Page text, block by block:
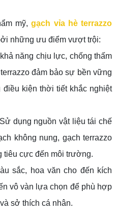
mỹ,gạch vỉa hè terrazzo
những ưu điểm vượt trội:
năng chịu lực, chống thấm
đảm bảo sự bền vững
điều kiện thời tiết khắc nghiệt
dụng nguồn vật liệu tái chế
không nung, gạch terrazzo
tiêu cực đến môi trường.
sắc, hoa văn cho đến kích
vô vàn lựa chọn để phù hợp
sở thích cá nhân.